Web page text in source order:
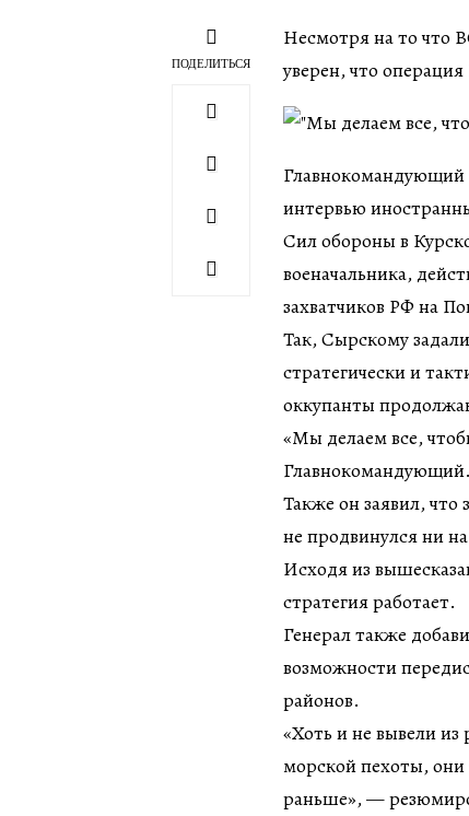
ПОДЕЛИТЬСЯ
Несмотря на то что
уверен, что
интервью
Сил обороны в
военачальника,
захватчиков РФ на
Так, Сырскому
стратегически и
оккупанты
«Мы делаем все,
Главнокомандующий.
Также он заявил, что
не продвинулся ни
Исходя из
стратегия работает.
Генерал также
возможности
районов.
«Хоть и не вывели
морской пехоты, они
раньше», —